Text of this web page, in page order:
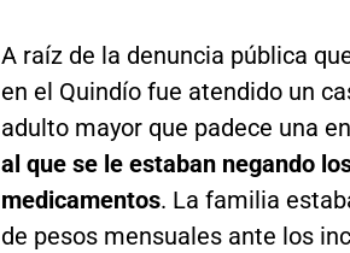
A raíz de la denuncia pública
en el Quindío fue atendido un
adulto mayor que padece una
al que se le estaban negando
medicamentos. La familia
de pesos mensuales ante los